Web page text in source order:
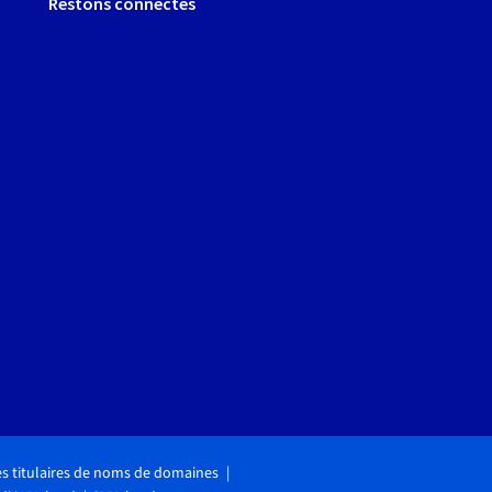
titulaires de noms de domaines